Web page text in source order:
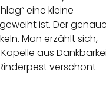
eine kleine
ist. Der
Man erzählt sich,
aus
verschont